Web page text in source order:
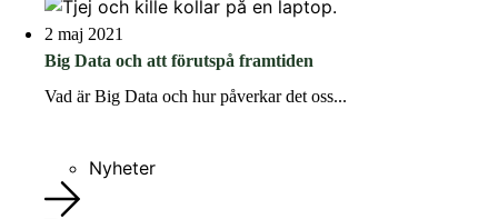
2 maj 2021
Big Data och att förutspå framtiden
Vad är Big Data och hur påverkar det oss...
Nyheter